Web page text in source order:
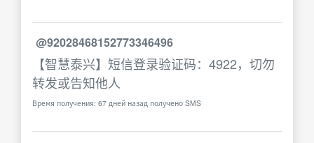
@92028468152773346496
【智慧泰兴】短信登录验证码：4922，切勿
转发或告知他人
Время получения: 67 дней назад получено SMS